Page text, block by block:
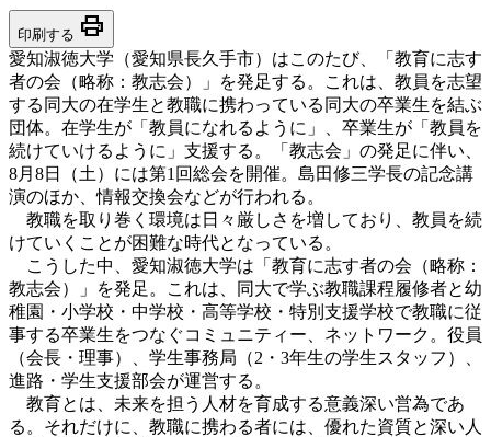
印刷する print
愛知淑徳大学（愛知県長久手市）はこのたび、「教育に志す
者の会（略称：教志会）」を発足する。これは、教員を志望
する同大の在学生と教職に携わっている同大の卒業生を結ぶ
団体。在学生が「教員になれるように」、卒業生が「教員を
続けていけるように」支援する。「教志会」の発足に伴い、
8月8日（土）には第1回総会を開催。島田修三学長の記念講
演のほか、情報交換会などが行われる。
教職を取り巻く環境は日々厳しさを増しており、教員を続
けていくことが困難な時代となっている。
こうした中、愛知淑徳大学は「教育に志す者の会（略称：
教志会）」を発足。これは、同大で学ぶ教職課程履修者と幼
稚園・小学校・中学校・高等学校・特別支援学校で教職に従
事する卒業生をつなぐコミュニティー、ネットワーク。役員
（会長・理事）、学生事務局（2・3年生の学生スタッフ）、
進路・学生支援部会が運営する。
教育とは、未来を担う人材を育成する意義深い営為であ
る。それだけに、教職に携わる者には、優れた資質と深い人